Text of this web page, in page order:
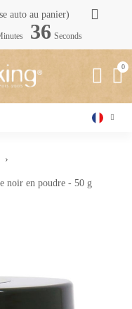
auto au panier)
35 Seconds
noir en poudre - 50 g